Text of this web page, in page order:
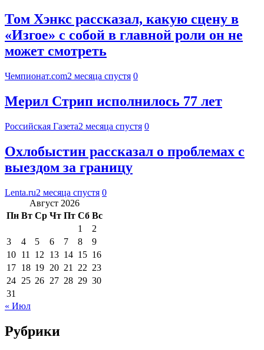
Том Хэнкс рассказал, какую сцену в
«Изгое» с собой в главной роли он не
может смотреть
Чемпионат.com2 месяца спустя 0
Мерил Стрип исполнилось 77 лет
Российская Газета2 месяца спустя 0
Охлобыстин рассказал о проблемах с
выездом за границу
Lenta.ru2 месяца спустя 0
Август 2026
Пн Вт Ср Чт Пт Сб Вс
1
2
3
4 5 6 7 8
9
10 11 12 13 14 15 16
17 18 19 20 21 22 23
24 25 26 27 28 29 30
31
« Июл
Рубрики